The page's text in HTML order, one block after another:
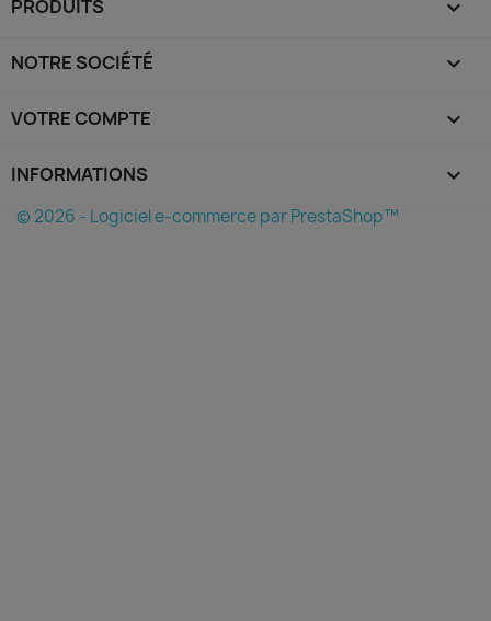
PRODUITS 
NOTRE SOCIÉTÉ 
VOTRE COMPTE 
INFORMATIONS keyboard_arrow_down
© 2026 - Logiciel e-commerce par PrestaShop™